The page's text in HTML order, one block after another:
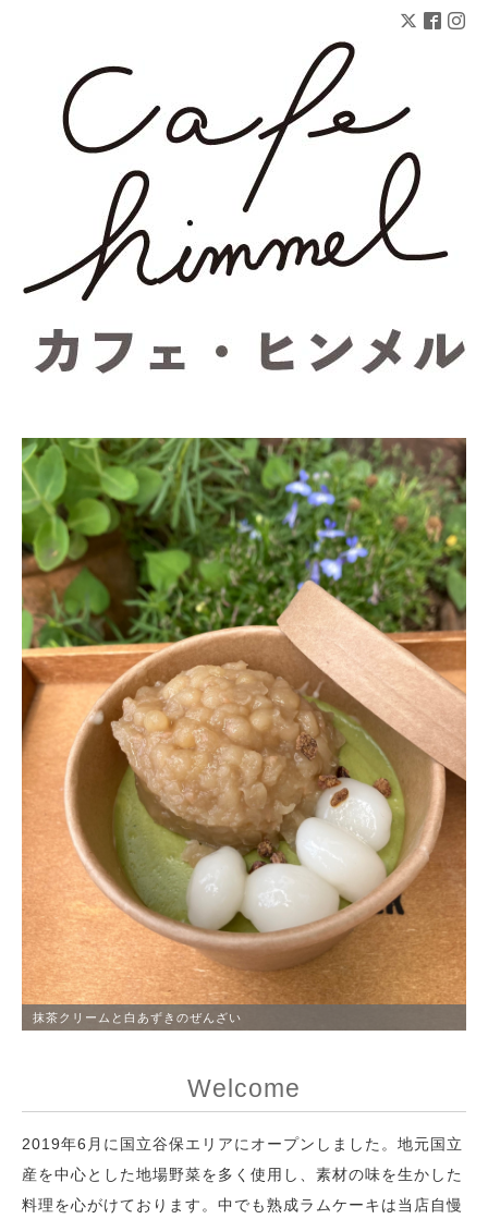
抹茶クリームと白あずきのぜんざい
Welcome
2019年6月に国立谷保エリアにオープンしました。地元国立
産を中心とした地場野菜を多く使用し、素材の味を生かした
料理を心がけております。中でも熟成ラムケーキは当店自慢